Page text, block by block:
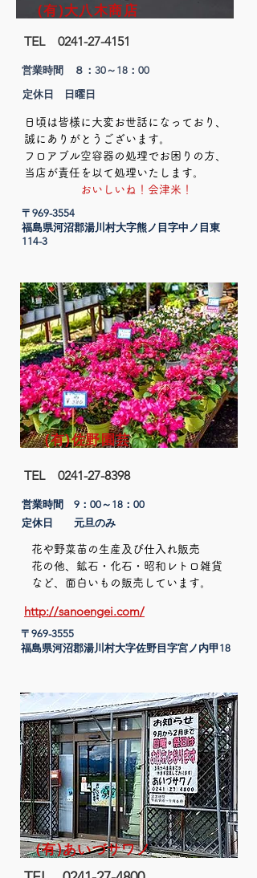
(有)大八木商店
TEL0241-27-4151
営業時間 ８：30～18：00
定休日 日曜日
日頃は皆様に大変お世話になっており、
誠にありがとうございます。
フロアブル空容器の処理でお困りの方、
当店が責任を以て処理いたします。
​ おいしいね！会津米！
〒969-3554
​福島県河沼郡湯川村大字熊ノ目字中ノ目東
114-3
(有)佐野園芸
TEL0241-27-8398
営業時間 9：00～18：00​
定休日 元旦のみ
花や野菜苗の生産及び仕入れ販売
​花の他、鉱石・化石・昭和レトロ雑貨
など、面白いもの販売しています。
http://sanoengei.com/
〒969-3555
​福島県河沼郡湯川村大字佐野目字宮ノ内甲18
(有)あいづサワノ